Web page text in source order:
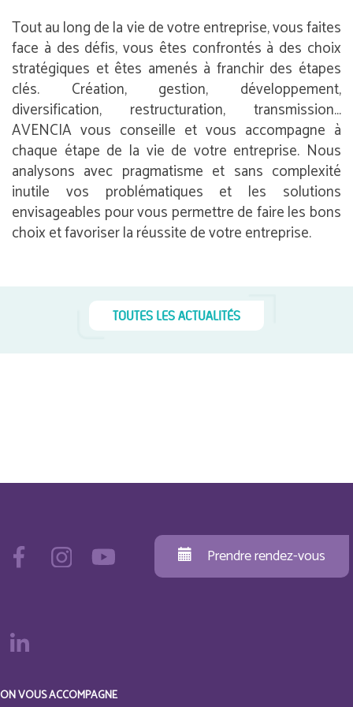
Tout au long de la vie de votre entreprise, vous faites
face à des défis, vous êtes confrontés à des choix
stratégiques et êtes amenés à franchir des étapes
clés. Création, gestion, développement,
diversification, restructuration, transmission…
AVENCIA vous conseille et vous accompagne à
chaque étape de la vie de votre entreprise. Nous
analysons avec pragmatisme et sans complexité
inutile vos problématiques et les solutions
envisageables pour vous permettre de faire les bons
choix et favoriser la réussite de votre entreprise.
TOUTES LES ACTUALITÉS
Prendre rendez-vous
ON VOUS ACCOMPAGNE